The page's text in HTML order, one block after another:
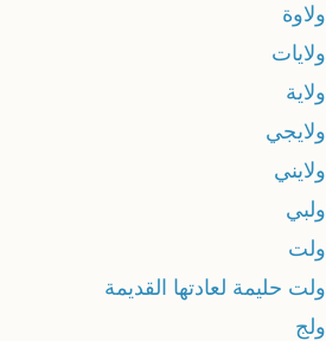
ولاوة
ولايات
ولاية
ولايجي
ولايني
ولبي
ولت
ولت حليمة لعادتها القديمة
ولج